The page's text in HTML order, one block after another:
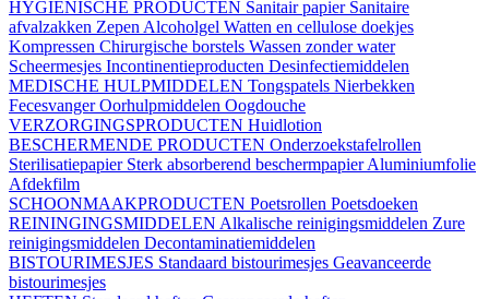
HYGIËNISCHE PRODUCTEN Sanitair papier Sanitaire
afvalzakken Zepen Alcoholgel Watten en cellulose doekjes
Kompressen Chirurgische borstels Wassen zonder water
Scheermesjes Incontinentieproducten Desinfectiemiddelen
MEDISCHE HULPMIDDELEN Tongspatels Nierbekken
FecesvangerOorhulpmiddelen Oogdouche
VERZORGINGSPRODUCTEN Huidlotion
BESCHERMENDE PRODUCTEN Onderzoekstafelrollen
Sterilisatiepapier Sterk absorberend beschermpapierAluminiumfolie
Afdekfilm
SCHOONMAAKPRODUCTEN Poetsrollen Poetsdoeken
REININGINGSMIDDELEN Alkalische reinigingsmiddelen Zure
reinigingsmiddelen Decontaminatiemiddelen
BISTOURIMESJES Standaard bistourimesjes Geavanceerde
bistourimesjes